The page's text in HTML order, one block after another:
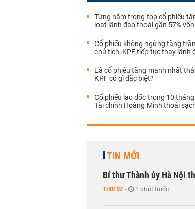
Từng nằm trong top cổ phiếu
loạt lãnh đạo thoái gần 57%
Cổ phiếu không ngừng tăng
chủ tịch, KPF tiếp tục thay lãnh
Là cổ phiếu tăng mạnh nhất
KPF có gì đặc biệt?
Cổ phiếu lao dốc trong 10
Tài chính Hoàng Minh thoái
TIN MỚI
Bí thư Thành ủy Hà Nội
THỜI SỰ - 1 phút trước